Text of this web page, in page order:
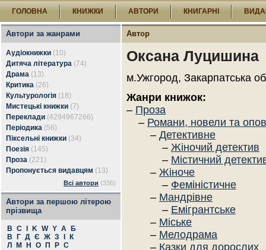
ГОЛОВНА КНИЖКИ АВТОРИ КНИГАРНІ
Автори за жанрами
Аудіокнижки (10)
Дитяча література (74)
Драма (13)
Критика (26)
Культурологія (18)
Мистецькі книжки (7)
Переклади (4294967266)
Періодика (56)
Піксельні книжки (34)
Поезія (145)
Проза (221)
Пропонується видавцям (13)
Всі автори (336)
Автори за першою літерою
прізвища
B C K W Y А
Б
В
Г Д Є Ж З
К
Л
М Н О П Р С
Автор
Оксана Луцишина
м.Ужгород, Закарпатська
Жанри книжок:
– Проза
– Романи, новели та
– Детективне
– Жіночий детектив
– Містичний
– Жіноче
– Феміністичне
– Мандрівне
– Емігрантське
– Міське
– Мелодрама
– Казки для дорослих